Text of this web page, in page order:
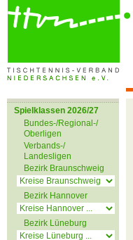
Spielklassen 2026/27
Bundes-/Regional-/
Oberligen
Verbands-/
Landesligen
Bezirk Braunschweig
Bezirk Hannover
Bezirk Lüneburg